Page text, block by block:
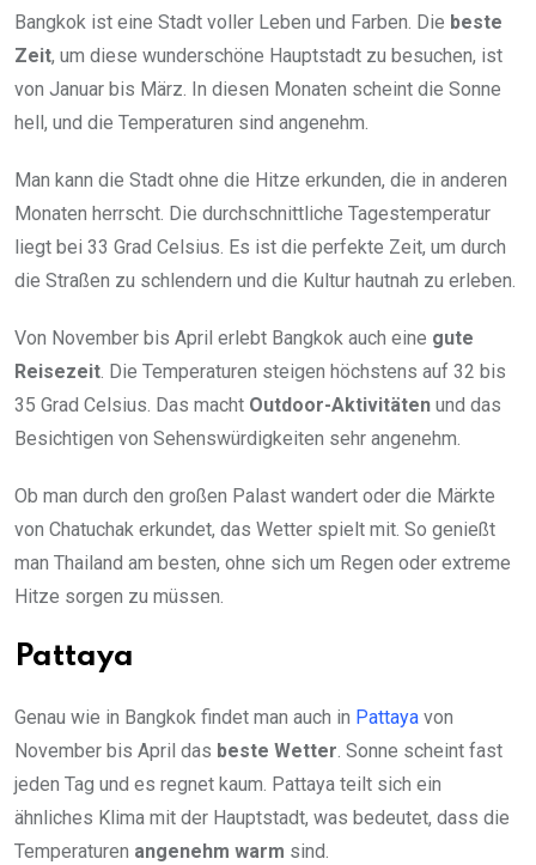
Bangkok ist eine Stadt voller Leben und Farben. Die beste
Zeit, um diese wunderschöne Hauptstadt zu besuchen, ist
von Januar bis März. In diesen Monaten scheint die Sonne
hell, und die Temperaturen sind angenehm.
Man kann die Stadt ohne die Hitze erkunden, die in anderen
Monaten herrscht. Die durchschnittliche Tagestemperatur
liegt bei 33 Grad Celsius. Es ist die perfekte Zeit, um durch
die Straßen zu schlendern und die Kultur hautnah zu erleben.
Von November bis April erlebt Bangkok auch eine gute
Reisezeit. Die Temperaturen steigen höchstens auf 32 bis
35 Grad Celsius. Das macht Outdoor-Aktivitäten und das
Besichtigen von Sehenswürdigkeiten sehr angenehm.
Ob man durch den großen Palast wandert oder die Märkte
von Chatuchak erkundet, das Wetter spielt mit. So genießt
man Thailand am besten, ohne sich um Regen oder extreme
Hitze sorgen zu müssen.
Pattaya
Genau wie in Bangkok findet man auch in Pattaya von
November bis April das beste Wetter. Sonne scheint fast
jeden Tag und es regnet kaum. Pattaya teilt sich ein
ähnliches Klima mit der Hauptstadt, was bedeutet, dass die
Temperaturen angenehm warm sind.